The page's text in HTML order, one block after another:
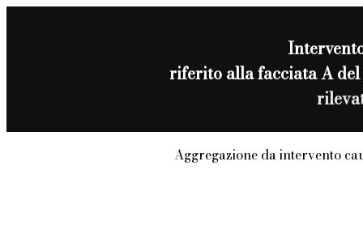
riferito alla facciata A
Aggregazione da intervento